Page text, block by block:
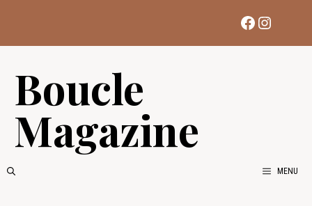
contenu
Facebook
Boucle
Magazine
MENU